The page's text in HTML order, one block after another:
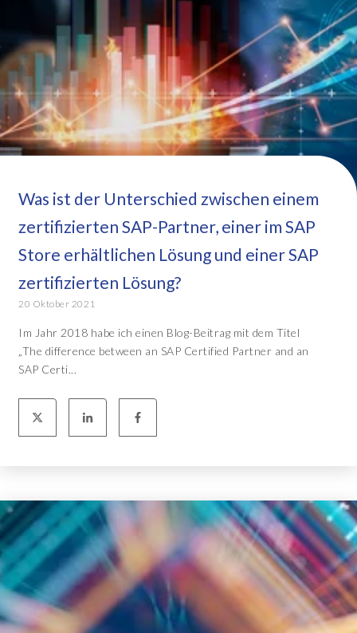
Was ist der Unterschied zwischen einem
zertifizierten SAP-Partner, einer im SAP
Store erhältlichen Lösung und einer SAP
zertifizierten Lösung?
20 Oktober 2021
Im Jahr 2018 habe ich einen Blog-Beitrag mit dem Titel
„The difference between an SAP Certified Partner and an
SAP Certi...